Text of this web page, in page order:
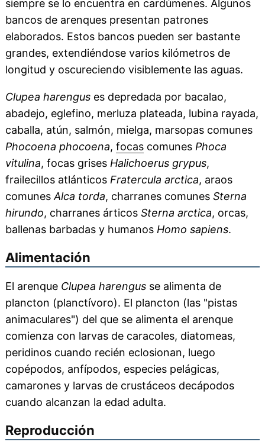
siempre se lo encuentra en cardúmenes. Algunos
bancos de arenques presentan patrones
elaborados. Estos bancos pueden ser bastante
grandes, extendiéndose varios kilómetros de
longitud y oscureciendo visiblemente las aguas.
Clupea harenguses depredada por bacalao,
abadejo, eglefino, merluza plateada, lubina rayada,
caballa, atún, salmón, mielga, marsopas comunes
Phocoena phocoena, focascomunes Phoca
vitulina, focas grises Halichoerus grypus,
frailecillos atlánticos Fratercula arctica, araos
comunes Alca torda, charranes comunes Sterna
hirundo, charranes árticos Sterna arctica, orcas,
ballenas barbadas y humanos Homo sapiens.
Alimentación
El arenque Clupea harengusse alimenta de
plancton (planctívoro). El plancton (las "pistas
animaculares") del que se alimenta el arenque
comienza con larvas de caracoles, diatomeas,
peridinos cuando recién eclosionan, luego
copépodos, anfípodos, especies pelágicas,
camarones y larvas de crustáceos decápodos
cuando alcanzan la edad adulta.
Reproducción